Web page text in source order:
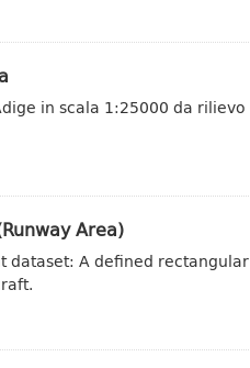
in scala 1:25000 da
Area)
dataset: A defined